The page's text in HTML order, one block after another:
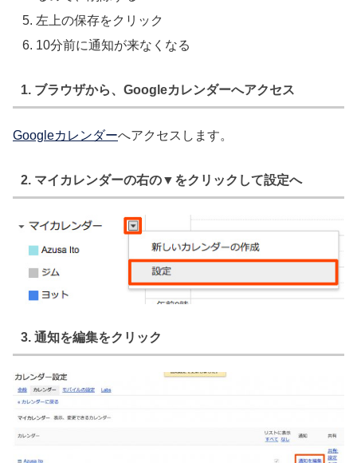
左上の保存をクリック
10分前に通知が来なくなる
1. ブラウザから、Googleカレンダーへアクセス
Googleカレンダーへアクセスします。
2. マイカレンダーの右の▼をクリックして設定へ
3. 通知を編集をクリック